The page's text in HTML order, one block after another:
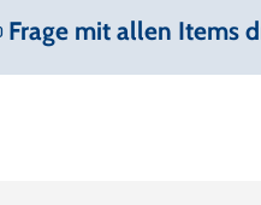
Frage mit allen Items